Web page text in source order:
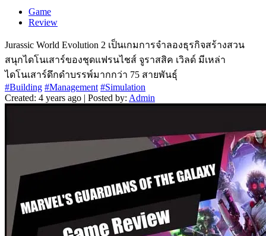
Game
Review
Jurassic World Evolution 2 เป็นเกมการจำลองธุรกิจสร้างสวน
สนุกไดโนเสาร์ของชุดแฟรนไชส์ จูราสสิค เวิลด์ มีเหล่า
ไดโนเสาร์ดึกดำบรรพ์มากกว่า 75 สายพันธุ์
#Building #Management #Simulation
Created: 4 years ago | Posted by: Admin